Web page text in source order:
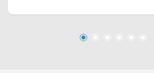
saber mais sobre o imóvel ou para
Locação: (19) 97169-1100 Telefone